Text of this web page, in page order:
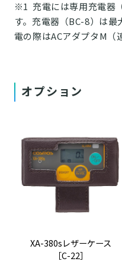
※1 充電には専用充電器
す。充電器（BC-8）は
電の際はACアダプタM（
オプション
XA-380sレザーケース
［C-22］